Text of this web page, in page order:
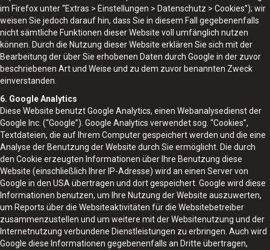
im Firefox unter “Extras > Einstellungen > Datenschutz > Cookies”); wir
weisen Sie jedoch darauf hin, dass Sie in diesem Fall gegebenenfalls
nicht sämtliche Funktionen dieser Website voll umfänglich nutzen
können. Durch die Nutzung dieser Website erklären Sie sich mit der
Bearbeitung der über Sie erhobenen Daten durch Google in der zuvor
beschriebenen Art und Weise und zu dem zuvor benannten Zweck
einverstanden.
6. Google Analytics
Diese Website benutzt Google Analytics, einen Webanalysedienst der
Google Inc. (“Google”). Google Analytics verwendet sog. “Cookies”,
Textdateien, die auf Ihrem Computer gespeichert werden und die eine
Analyse der Benutzung der Website durch Sie ermöglicht. Die durch
den Cookie erzeugten Informationen über Ihre Benutzung diese
Website (einschließlich Ihrer IP-Adresse) wird an einen Server von
Google in den USA übertragen und dort gespeichert. Google wird diese
Informationen benutzen, um Ihre Nutzung der Website auszuwerten,
um Reports über die Websiteaktivitäten für die Websitebetreiber
zusammenzustellen und um weitere mit der Websitenutzung und der
Internetnutzung verbundene Dienstleistungen zu erbringen. Auch wird
Google diese Informationen gegebenenfalls an Dritte übertragen,